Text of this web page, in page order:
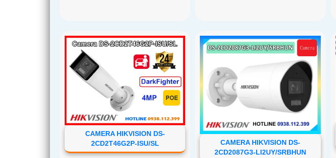
CAMERA HIKVISION DS-
2CD2T46G2P-ISU/SL
CAMERA HIKVISION DS-
2CD2087G3-LI2UY/SRBHUN